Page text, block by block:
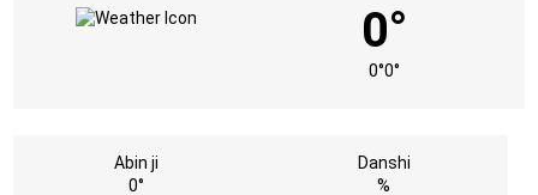
0°
0°0°
Abin ji
0°
Danshi
%